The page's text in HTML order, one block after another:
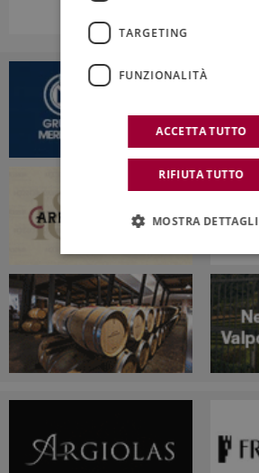
TARGETING
FUNZIONALITÀ
ACCETTA TUTTO
RIFIUTA TUTTO
MOSTRA DETTAGLI